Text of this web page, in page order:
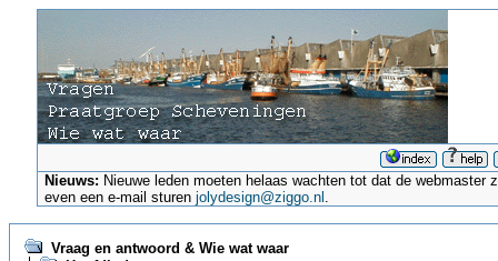
Nieuws: Nieuwe leden moeten helaas wachten tot dat de
even een e-mail sturenjolydesign@ziggo.nl .
Vraag en antwoord & Wie wat waar